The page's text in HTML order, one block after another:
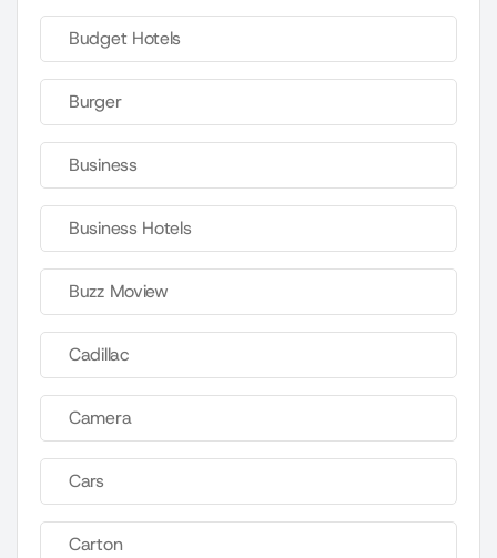
Budget Hotels
Burger
Business
Business Hotels
Buzz Moview
Cadillac
Camera
Cars
Carton